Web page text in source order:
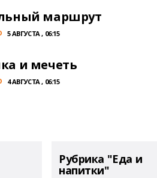
маршрут
5 АВГУСТА , 06:15
и мечеть
4 АВГУСТА , 06:15
Рубрика "Еда и
напитки"